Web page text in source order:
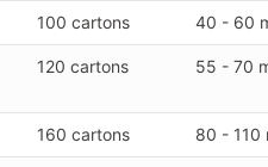
100 cartons 40 - 60
120 cartons 55 - 70
160 cartons 80 - 110